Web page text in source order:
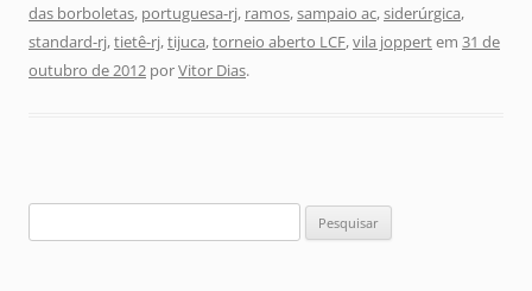
das borboletas, portuguesa-rj, ramos,sampaio ac,siderúrgica,
standard-rj,tietê-rj,tijuca,torneio aberto LCF,vila joppertem 31 de
outubro de 2012 porVitor Dias.
por: